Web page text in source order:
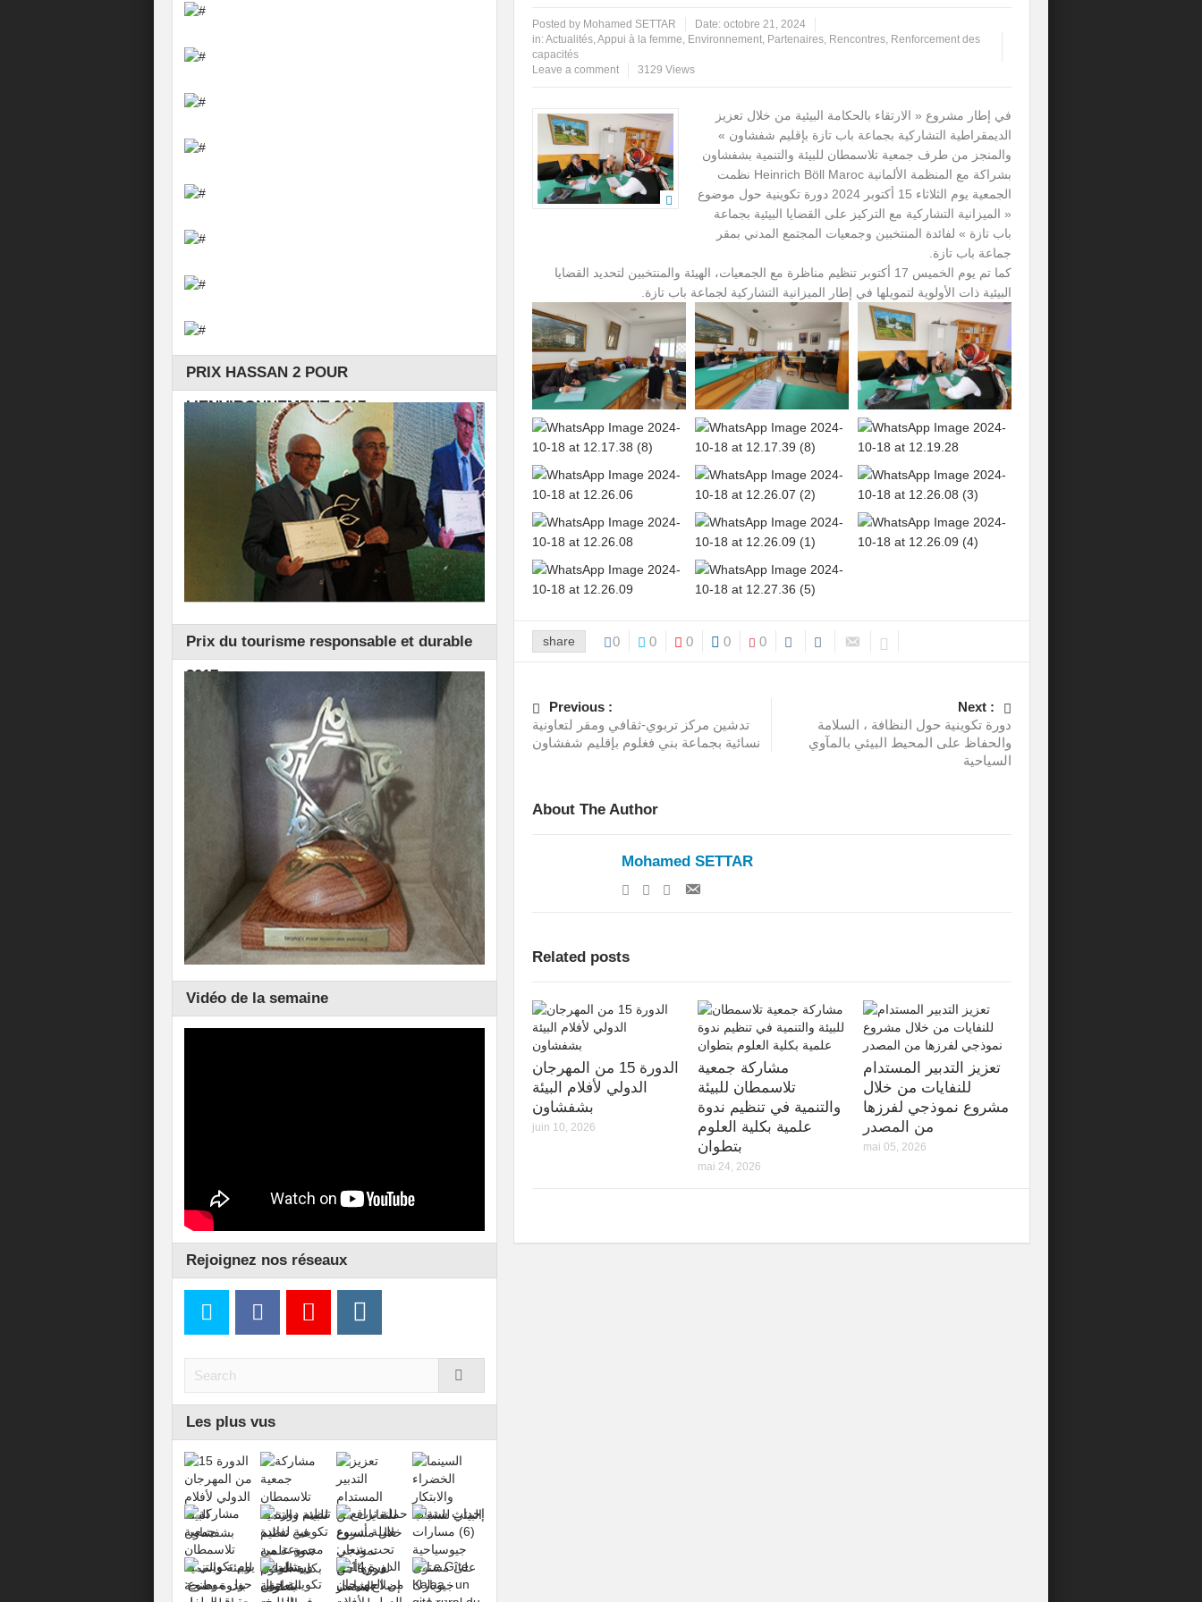
Posted by Mohamed SETTAR Date: octobre 21, 2024
in:Actualités,Appui à la femme, Environnement, Partenaires, Rencontres, Renforcement des
capacités
Leave a comment
3129 Views
في إطار مشروع « الارتقاء بالحكامة البيئية من خلال تعزيز
الديمقراطية التشاركية بجماعة باب تازة بإقليم شفشاون »
والمنجز من طرف جمعية تلاسمطان للبيئة والتنمية بشفشاون
بشراكة مع المنظمة الألمانية Heinrich Böll Maroc نظمت
الجمعية يوم الثلاثاء 15 أكتوبر 2024 دورة تكوينية حول موضوع
« الميزانية التشاركية مع التركيز على القضايا البيئية بجماعة
باب تازة » لفائدة المنتخبين وجمعيات المجتمع المدني بمقر
جماعة باب تازة.
كما تم يوم الخميس 17 أكتوبر تنظيم مناظرة مع الجمعيات، الهيئة والمنتخبين لتحديد القضايا
البيئية ذات الأولوية لتمويلها في إطار الميزانية التشاركية لجماعة باب تازة.
share 0 0 0 0 0
Previous :
تدشين مركز تربوي-ثقافي ومقر لتعاونية
نسائية بجماعة بني فغلوم بإقليم شفشاون
Next :
دورة تكوينية حول النظافة ، السلامة
والحفاظ على المحيط البيئي بالمآوي
السياحية
About The Author
Mohamed SETTAR
Related posts
الدورة 15 من المهرجان
الدولي لأفلام البيئة
بشفشاون
juin 10, 2026
مشاركة جمعية
تلاسمطان للبيئة
والتنمية في تنظيم ندوة
علمية بكلية العلوم
بتطوان
mai 24, 2026
تعزيز التدبير المستدام
للنفايات من خلال
مشروع نموذجي لفرزها
من المصدر
mai 05, 2026
PRIX HASSAN 2 POUR
L’ENVIRONNEMENT 2017
Prix du tourisme responsable et durable
2017
Vidéo de la semaine
Rejoignez nos réseaux
Les plus vus